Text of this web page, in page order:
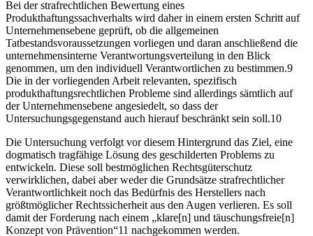
Bei der strafrechtlichen Bewertung eines
Produkthaftungssachverhalts wird daher in einem ersten Schritt auf
Unternehmensebene geprüft, ob die allgemeinen
Tatbestandsvoraussetzungen vorliegen und daran anschließend die
unternehmensinterne Verantwortungsverteilung in den Blick
genommen, um den individuell Verantwortlichen zu bestimmen.9
Die in der vorliegenden Arbeit relevanten, spezifisch
produkthaftungsrechtlichen Probleme sind allerdings sämtlich auf
der Unternehmensebene angesiedelt, so dass der
Untersuchungsgegenstand auch hierauf beschränkt sein soll.10
Die Untersuchung verfolgt vor diesem Hintergrund das Ziel, eine
dogmatisch tragfähige Lösung des geschilderten Problems zu
entwickeln. Diese soll bestmöglichen Rechtsgüterschutz
verwirklichen, dabei aber weder die Grundsätze strafrechtlicher
Verantwortlichkeit noch das Bedürfnis des Herstellers nach
größtmöglicher Rechtssicherheit aus den Augen verlieren. Es soll
damit der Forderung nach einem „klare[n] und täuschungsfreie[n]
Konzept von Prävention“11 nachgekommen werden.